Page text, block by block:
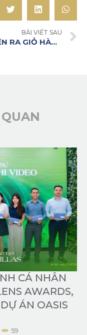
BÀI VIẾT SAU
SỰ KIỆN RA GIỎ HÀNG MỚI TẠI ANLAC GREEN SYMPHONY ĐÃ DIỄN RA THÀNH CÔNG TỐT ĐẸP
CÁ NHÂN
AWARDS,
ÁN OASIS
59